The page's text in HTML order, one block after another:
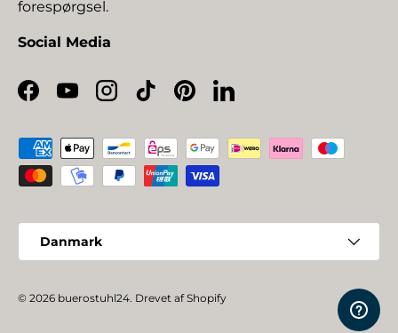
forespørgsel.
Social Media
Facebook
YouTubeInstagram
TikTokPinterestLinkedIn
Betalingsmetoder
Danmark
© 2026 buerostuhl24. Drevet af Shopify